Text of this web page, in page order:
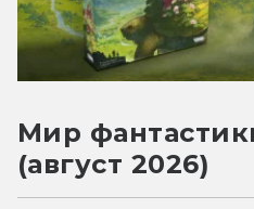
Мир
(август 2026)